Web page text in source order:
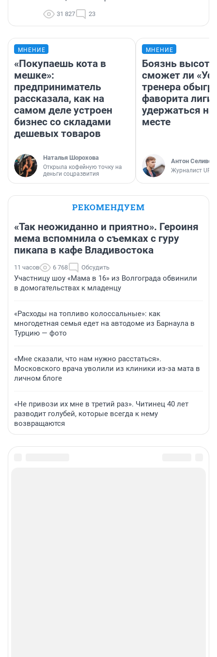
31 827 23
МНЕНИЕ
«Покупаешь кота в
мешке»:
предприниматель
рассказала, как на
самом деле устроен
бизнес со складами
дешевых товаров
Наталья Шорохова
Открыла кофейную точку на
деньги соцразвития
МНЕНИЕ
Боязнь
сможет ли
тренера
фаворита лиги
удержаться
месте
Антон
Журналист
РЕКОМЕНДУЕМ
«Так неожиданно и приятно». Героиня
мема вспомнила о съемках с гуру
пикапа в кафе Владивостока
11 часов 6 768 Обсудить
Участницу шоу «Мама в 16» из Волгограда обвинили
в домогательствах к младенцу
«Расходы на топливо колоссальные»: как
многодетная семья едет на автодоме из Барнаула в
Турцию — фото
«Мне сказали, что нам нужно расстаться».
Московского врача уволили из клиники из-за мата в
личном блоге
«Не привози их мне в третий раз». Читинец 40 лет
разводит голубей, которые всегда к нему
возвращаются